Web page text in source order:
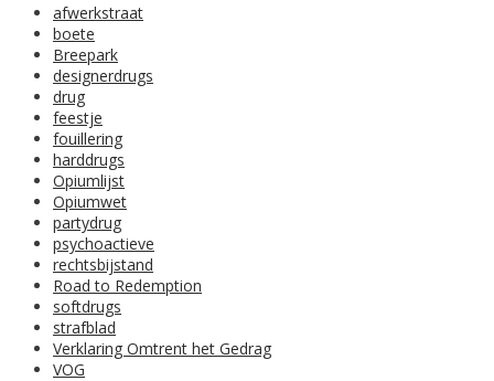
afwerkstraat
boete
Breepark
designerdrugs
drug
feestje
fouillering
harddrugs
Opiumlijst
Opiumwet
partydrug
psychoactieve
rechtsbijstand
Road to Redemption
softdrugs
strafblad
Verklaring Omtrent het Gedrag
VOG